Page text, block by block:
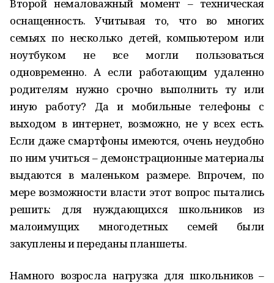
Второй немаловажный момент – техническая
оснащенность. Учитывая то, что во многих
семьях по несколько детей, компьютером или
ноутбуком не все могли пользоваться
одновременно. А если работающим удаленно
родителям нужно срочно выполнить ту или
иную работу? Да и мобильные телефоны с
выходом в интернет, возможно, не у всех есть.
Если даже смартфоны имеются, очень неудобно
по ним учиться – демонстрационные материалы
выдаются в маленьком размере. Впрочем, по
мере возможности власти этот вопрос пытались
решить: для нуждающихся школьников из
малоимущих многодетных семей были
закуплены и переданы планшеты.
Намного возросла нагрузка для школьников –